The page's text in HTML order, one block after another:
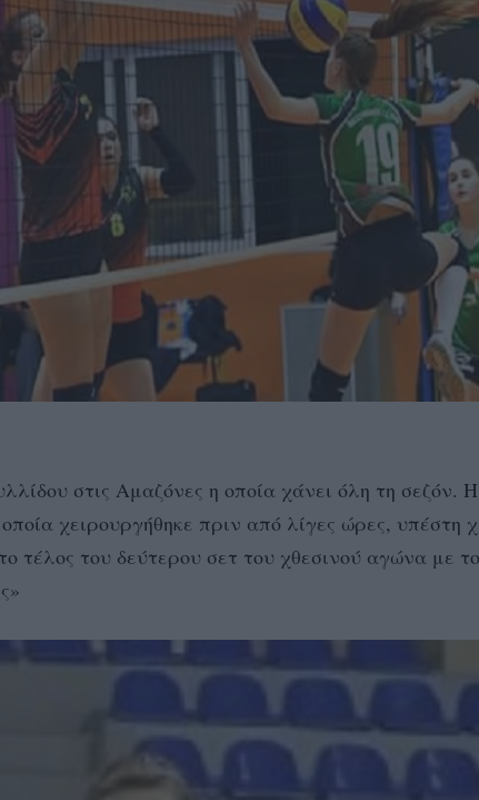
στις Αμαζόνες η οποία χάνει όλη τη σεζόν.
χειρουργήθηκε πριν από λίγες ώρες, υπέστη
τέλος του δεύτερου σετ του χθεσινού αγώνα με